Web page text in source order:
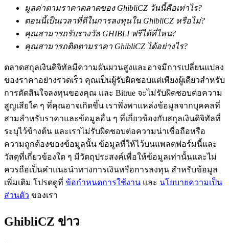
แนะนำ
คู่มือเริ่มต้นฟิวเจอร์ส
กลยุทธ์การซื้อขาย
เรียนรู้วิธีการรักษาผลกำไร
มูลค่าตามราคาตลาดของ GhibliCZ วันนี้คือเท่าไร?
ตอนนี้เป็นเวลาที่ดีในการลงทุนใน GhibliCZ หรือไม่?
คุณสามารถรับรางวัล GHIBLI ฟรีได้ที่ไหน?
คุณสามารถติดตามราคา GhibliCZ ได้อย่างไร?
ตลาดสกุลเงินดิจิทัลมีความผันผวนสูงและอาจมีการเปลี่ยนแปลง
ของราคาอย่างรวดเร็ว คุณเป็นผู้รับผิดชอบแต่เพียงผู้เดียวสำหรับ
การตัดสินใจลงทุนของคุณ และ Bitrue จะไม่รับผิดชอบต่อความ
สูญเสียใด ๆ ที่คุณอาจเกิดขึ้น เราพึ่งพาแหล่งข้อมูลจากบุคคลที่
สามสำหรับราคาและข้อมูลอื่น ๆ ที่เกี่ยวข้องกับสกุลเงินดิจิทัลที่
ระบุไว้ข้างต้น และเราไม่รับผิดชอบต่อความน่าเชื่อถือหรือ
ความถูกต้องของข้อมูลนั้น ข้อมูลที่ให้ไว้บนแพลตฟอร์มนี้และ
วัสดุที่เกี่ยวข้องใด ๆ มีวัตถุประสงค์เพื่อให้ข้อมูลเท่านั้นและไม่
ควรถือเป็นคำแนะนำทางการเงินหรือการลงทุน สำหรับข้อมูล
เพิ่มเติม โปรดดูที่ ข้อกำหนดการใช้งาน และ นโยบายความเป็น
ส่วนตัว ของเรา
GhibliCZ ข่าว